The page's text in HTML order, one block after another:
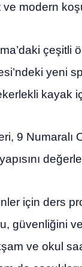
modern
çeşitli
yeni
kayak
9 Numaralı
için ders
güvenliğini
ve okul